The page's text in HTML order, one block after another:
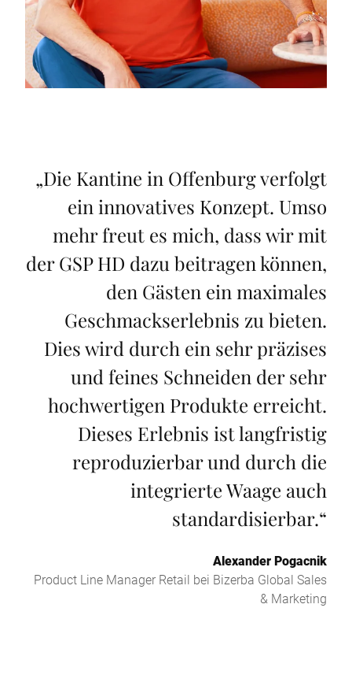
„Die Kantine in Offenburg verfolgt
ein innovatives Konzept. Umso
mehr freut es mich, dass wir mit
der GSP HD dazu beitragen können,
den Gästen ein maximales
Geschmackserlebnis zu bieten.
Dies wird durch ein sehr präzises
und feines Schneiden der sehr
hochwertigen Produkte erreicht.
Dieses Erlebnis ist langfristig
reproduzierbar und durch die
integrierte Waage auch
standardisierbar.“
Alexander Pogacnik
Product Line Manager Retail bei Bizerba Global Sales
& Marketing